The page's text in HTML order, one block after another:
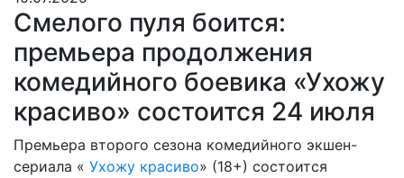
Смелого пуля боится:
премьера продолжения
комедийного боевика «Ухожу
красиво» состоится 24 июля
Премьера второго сезона комедийного экшен-
сериала « Ухожу красиво» (18+) состоится